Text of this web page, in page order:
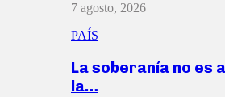
7 agosto, 2026
PAÍS
La soberanía no es
la…